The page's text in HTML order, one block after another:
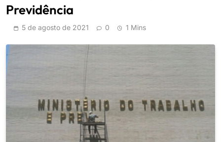
Previdência
5 de agosto de 2021 0 1 Mins